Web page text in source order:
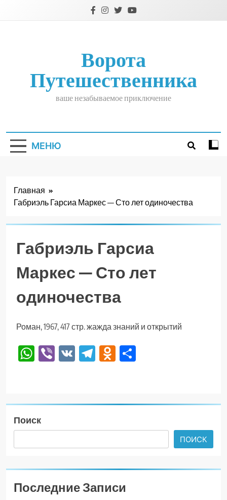
Ворота
Путешественника
ваше незабываемое приключение
МЕНЮ
Главная
Габриэль Гарсиа Маркес — Сто лет одиночества
Габриэль Гарсиа
Маркес — Сто лет
одиночества
Роман, 1967, 417 стр. жажда знаний и открытий
WhatsApp
Viber
VK TelegramOdnoklassniki
Поиск
ПОИСК
Последние Записи